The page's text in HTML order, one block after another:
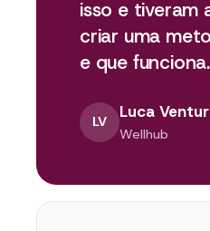
isso e tiveram
criar uma
e que funciona.
LV
Luca
Wellhub